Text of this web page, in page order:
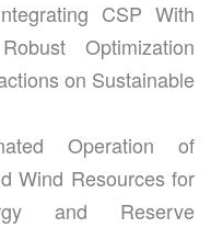
CSP With
Optimization
on Sustainable
Operation of
Wind Resources for
and Reserve